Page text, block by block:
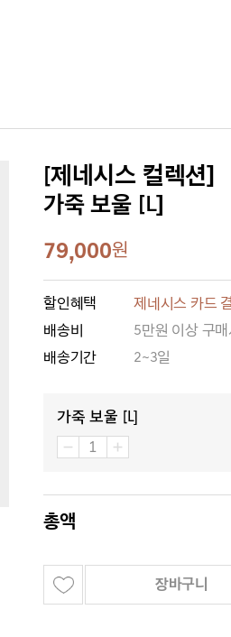
[제네시스 컬렉션]
가죽 보울 [L]
79,000원
할인혜택
제네시스 카드
배송비
5만원 이상 구
배송기간
2~3일
가죽 보울 [L]
총액
장바구니